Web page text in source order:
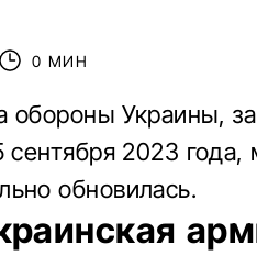
0 МИН
обороны Украины,
2023 года,
обновилась.